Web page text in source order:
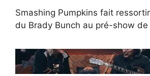
Smashing Pumpkins fait
du Brady Bunch au pré-show